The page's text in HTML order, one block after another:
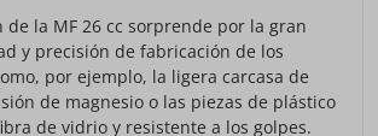
de la MF 26 cc sorprende por la gran
y precisión de fabricación de los
por ejemplo, la ligera carcasa de
de magnesio o las piezas de plástico
de vidrio y resistente a los golpes.